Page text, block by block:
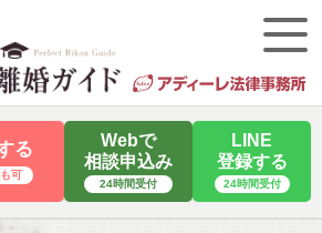
る
可
Webで
相談申込み
24時間受付
LINE
登録する
24時間受付